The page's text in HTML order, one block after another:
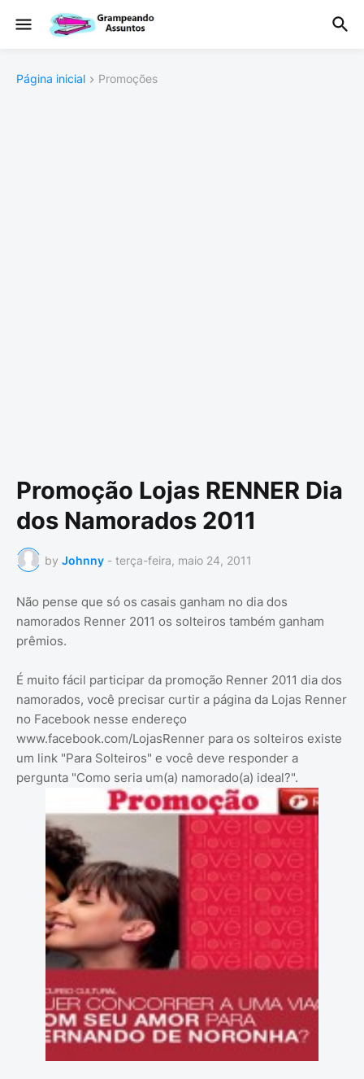
Página inicial Promoções
Promoção Lojas RENNER Dia
dos Namorados 2011
by Johnny - terça-feira, maio 24, 2011
Não pense que só os casais ganham no dia dos
namorados Renner 2011 os solteiros também ganham
prêmios.
É muito fácil participar da promoção Renner 2011 dia dos
namorados, você precisar curtir a página da Lojas Renner
no Facebook nesse endereço
www.facebook.com/LojasRenner para os solteiros existe
um link "Para Solteiros" e você deve responder a
pergunta "Como seria um(a) namorado(a) ideal?".